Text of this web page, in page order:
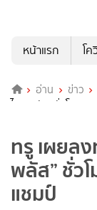
หน้าแรก
โ
อ่าน ข่าว
ไทย พลัส” ชั่วโมงแ
ทรู เผยล
พลัส” ชั่ว
แชมป์